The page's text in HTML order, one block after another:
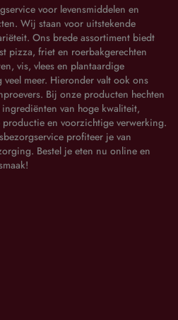
voor levensmiddelen en
Wij staan voor uitstekende
Ons brede assortiment biedt
pizza, friet en roerbakgerechten
vis, vlees en plantaardige
meer. Hieronder valt ook ons
Bij onze producten hechten
van hoge kwaliteit,
en voorzichtige verwerking.
profiteer je van
Bestel je eten nu online en